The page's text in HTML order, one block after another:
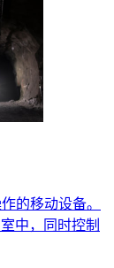
的移动设备。
中，同时控制